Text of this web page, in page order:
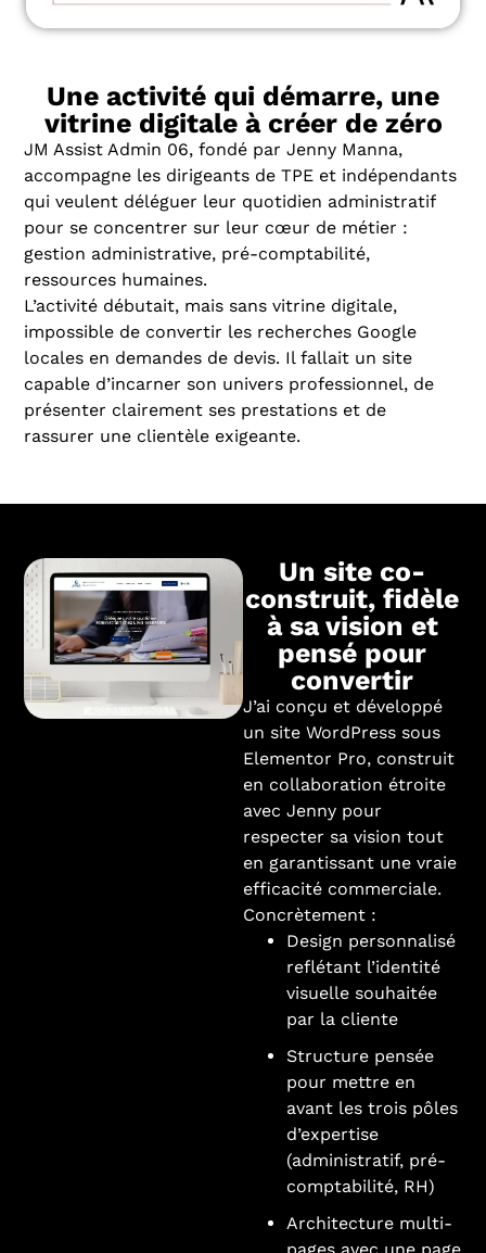
Une activité qui démarre, une
vitrine digitale à créer de zéro
JM Assist Admin 06, fondé par Jenny Manna,
accompagne les dirigeants de TPE et indépendants
qui veulent déléguer leur quotidien administratif
pour se concentrer sur leur cœur de métier :
gestion administrative, pré-comptabilité,
ressources humaines.
L’activité débutait, mais sans vitrine digitale,
impossible de convertir les recherches Google
locales en demandes de devis. Il fallait un site
capable d’incarner son univers professionnel, de
présenter clairement ses prestations et de
rassurer une clientèle exigeante.
Un site co-
construit, fidèle
à sa vision et
pensé pour
convertir
J’ai conçu et développé
un site WordPress sous
Elementor Pro, construit
en collaboration étroite
avec Jenny pour
respecter sa vision tout
en garantissant une vraie
efficacité commerciale.
Concrètement :
Design personnalisé
reflétant l’identité
visuelle souhaitée
par la cliente
Structure pensée
pour mettre en
avant les trois pôles
d’expertise
(administratif, pré-
comptabilité, RH)
Architecture multi-